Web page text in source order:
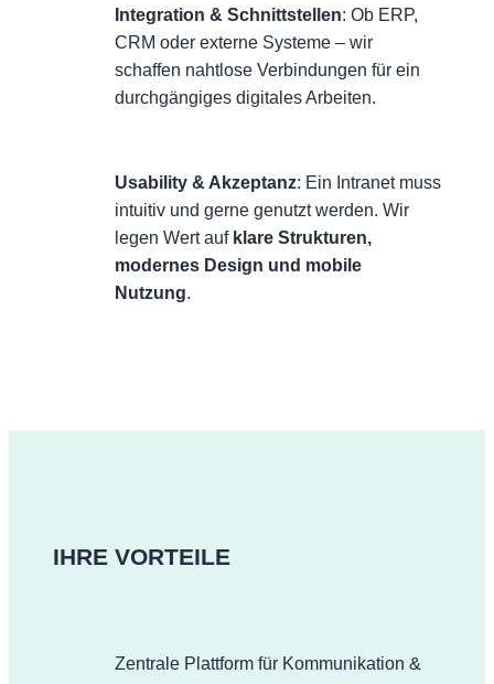
Integration & Schnittstellen: Ob ERP,
CRM oder externe Systeme – wir
schaffen nahtlose Verbindungen für ein
durchgängiges digitales Arbeiten.
Usability & Akzeptanz: Ein Intranet muss
intuitiv und gerne genutzt werden. Wir
legen Wert auf klare Strukturen,
modernes Design und mobile
Nutzung.
IHRE VORTEILE
Zentrale Plattform für Kommunikation &